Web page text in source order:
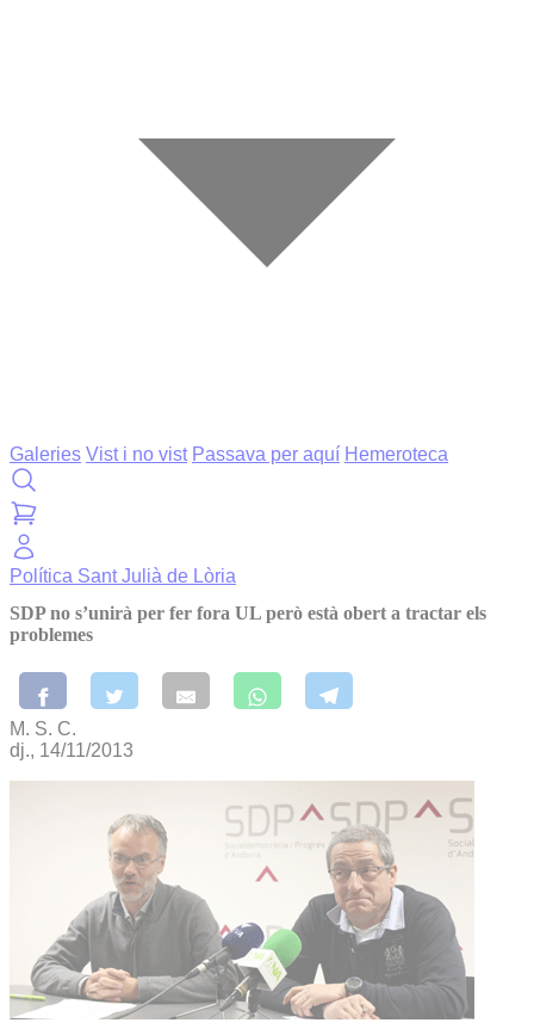
Galeries Vist i no vist Passava per aquí Hemeroteca
Política Sant Julià de Lòria
SDP no s’unirà per fer fora UL però està obert a tractar els
problemes
M. S. C.
dj., 14/11/2013